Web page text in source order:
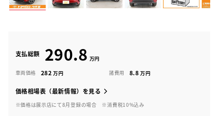
支払総額 290.8
車両価格 282 諸費用 8.8
価格相場表（最新情報）を見る
※価格は展示店にて8月登録の場合 ※消費税10%込み